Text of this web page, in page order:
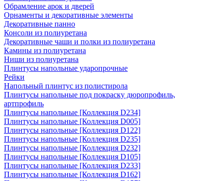
Обрамление арок и дверей
Орнаменты и декоративные элементы
Декоративные панно
Консоли из полиуретана
Декоративные чаши и полки из полиуретана
Камины из полиуретана
Ниши из полиуретана
Плинтусы напольные ударопрочные
Рейки
Напольный плинтус из полистирола
Плинтусы напольные под покраску дюропрофиль,
артпрофиль
Плинтусы напольные [Коллекция D234]
Плинтусы напольные [Коллекция D005]
Плинтусы напольные [Коллекция D122]
Плинтусы напольные [Коллекция D235]
Плинтусы напольные [Коллекция D232]
Плинтусы напольные [Коллекция D105]
Плинтусы напольные [Коллекция D233]
Плинтусы напольные [Коллекция D162]